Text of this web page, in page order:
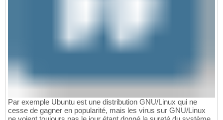
Par exemple Ubuntu est une distribution GNU/Linux qui ne
cesse de gagner en popularité, mais les virus sur GNU/Linux